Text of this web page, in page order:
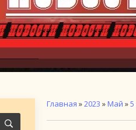
Главная »2023 »Май »5